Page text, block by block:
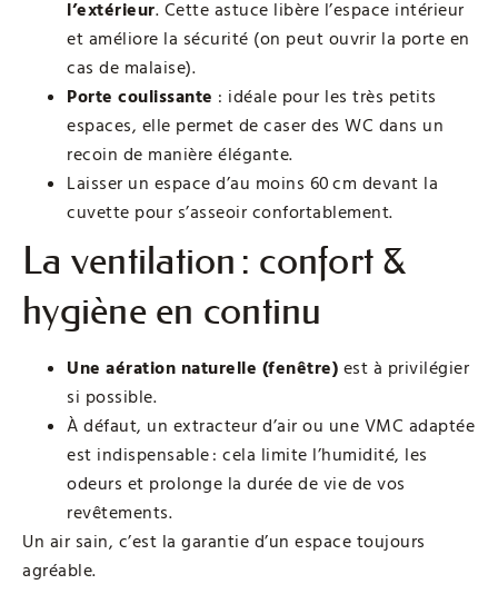
l’extérieur. Cette astuce libère l’espace intérieur
et améliore la sécurité (on peut ouvrir la porte en
cas de malaise).
Porte coulissante : idéale pour les très petits
espaces, elle permet de caser des WC dans un
recoin de manière élégante.
Laisser un espace d’au moins 60 cm devant la
cuvette pour s’asseoir confortablement.
La ventilation : confort &
hygiène en continu
Une aération naturelle (fenêtre) est à privilégier
si possible.
À défaut, un extracteur d’air ou une VMC adaptée
est indispensable : cela limite l’humidité, les
odeurs et prolonge la durée de vie de vos
revêtements.
Un air sain, c’est la garantie d’un espace toujours
agréable.